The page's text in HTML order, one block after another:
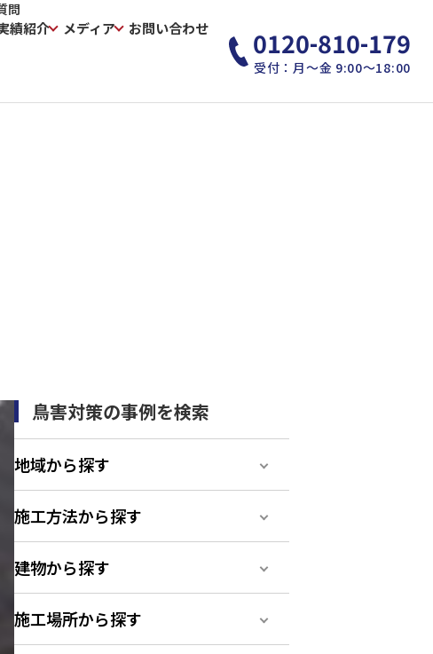
問
績紹介 メディア お問い合わせ 0120-810-179
受付：月～金 9:00～18:00
鳥害対策の事例を検索
地域から探す
施工方法から探す
建物から探す
施工場所から探す